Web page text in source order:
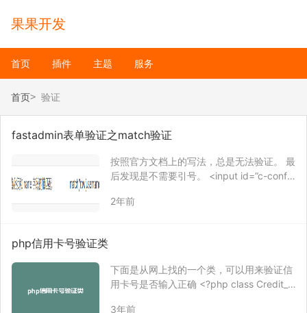
果果开发
首页 插件 主题 服务
首页 验证
fastadmin表单验证之match验证
按照官方文档上的写法，总是无法验证。 最
后发现是不需要引号。 <input id=”c-confir
ord;match(row[password])” clas…
2年前
php信用卡号验证类
下面是从网上找的一个类，可以用来验证信
用卡号是否输入正确 <?php class Credit_C
3年前